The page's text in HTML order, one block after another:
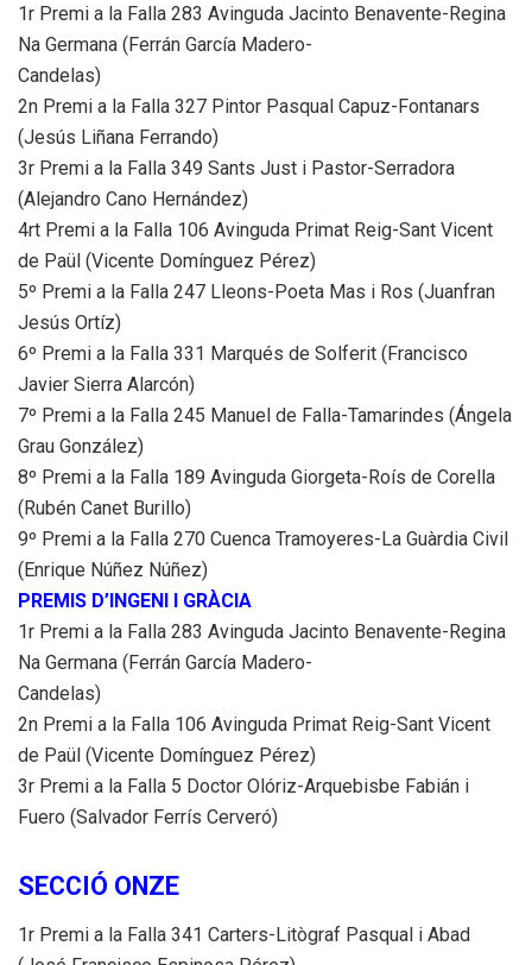
1r Premi a la Falla 283 Avinguda Jacinto Benavente-Regina
Na Germana (Ferrán García Madero-
Candelas)
2n Premi a la Falla 327 Pintor Pasqual Capuz-Fontanars
(Jesús Liñana Ferrando)
3r Premi a la Falla 349 Sants Just i Pastor-Serradora
(Alejandro Cano Hernández)
4rt Premi a la Falla 106 Avinguda Primat Reig-Sant Vicent
de Paül (Vicente Domínguez Pérez)
5º Premi a la Falla 247 Lleons-Poeta Mas i Ros (Juanfran
Jesús Ortíz)
6º Premi a la Falla 331 Marqués de Solferit (Francisco
Javier Sierra Alarcón)
7º Premi a la Falla 245 Manuel de Falla-Tamarindes (Ángela
Grau González)
8º Premi a la Falla 189 Avinguda Giorgeta-Roís de Corella
(Rubén Canet Burillo)
9º Premi a la Falla 270 Cuenca Tramoyeres-La Guàrdia Civil
(Enrique Núñez Núñez)
PREMIS D’INGENI I GRÀCIA
1r Premi a la Falla 283 Avinguda Jacinto Benavente-Regina
Na Germana (Ferrán García Madero-
Candelas)
2n Premi a la Falla 106 Avinguda Primat Reig-Sant Vicent
de Paül (Vicente Domínguez Pérez)
3r Premi a la Falla 5 Doctor Olóriz-Arquebisbe Fabián i
Fuero (Salvador Ferrís Cerveró)
SECCIÓ ONZE
1r Premi a la Falla 341 Carters-Litògraf Pasqual i Abad